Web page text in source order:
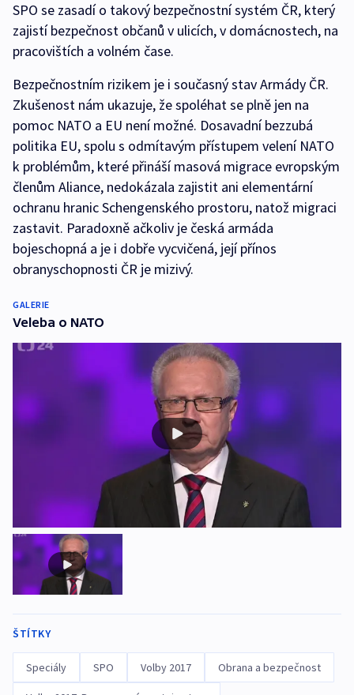
SPO se zasadí o takový bezpečnostní systém ČR, který
zajistí bezpečnost občanů v ulicích, v domácnostech, na
pracovištích a volném čase.
Bezpečnostním rizikem je i současný stav Armády ČR.
Zkušenost nám ukazuje, že spoléhat se plně jen na
pomoc NATO a EU není možné. Dosavadní bezzubá
politika EU, spolu s odmítavým přístupem velení NATO
k problémům, které přináší masová migrace evropským
členům Aliance, nedokázala zajistit ani elementární
ochranu hranic Schengenského prostoru, natož migraci
zastavit. Paradoxně ačkoliv je česká armáda
bojeschopná a je i dobře vycvičená, její přínos
obranyschopnosti ČR je mizivý.
GALERIE
Veleba o NATO
ŠTÍTKY
Speciály SPO Volby 2017 Obrana a bezpečnost